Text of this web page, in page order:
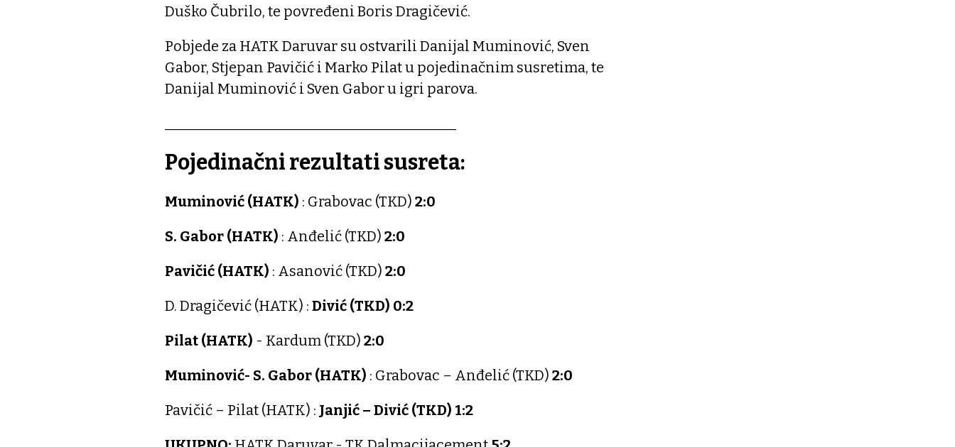
Duško Čubrilo, te povređeni Boris Dragičević.
Pobjede za HATK Daruvar su ostvarili Danijal Muminović, Sven
Gabor, Stjepan Pavičić i Marko Pilat u pojedinačnim susretima, te
Danijal Muminović i Sven Gabor u igri parova.
Pojedinačni rezultati susreta:
Muminović (HATK) : Grabovac (TKD) 2:0
S. Gabor (HATK) : Anđelić (TKD) 2:0
Pavičić (HATK) : Asanović (TKD) 2:0
D. Dragičević (HATK) : Divić (TKD) 0:2
Pilat (HATK) - Kardum (TKD) 2:0
Muminović- S. Gabor (HATK) : Grabovac – Anđelić (TKD) 2:0
Pavičić – Pilat (HATK) : Janjić – Divić (TKD) 1:2